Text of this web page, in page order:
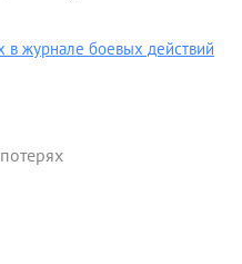
в журнале боевых действий